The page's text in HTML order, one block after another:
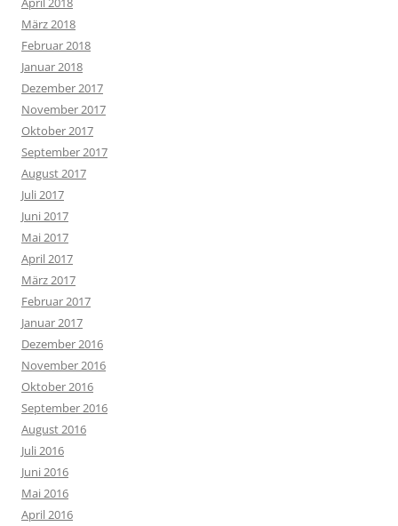
März 2018
Februar 2018
Januar 2018
Dezember 2017
November 2017
Oktober 2017
September 2017
August 2017
Juli 2017
Juni 2017
Mai 2017
April 2017
März 2017
Februar 2017
Januar 2017
Dezember 2016
November 2016
Oktober 2016
September 2016
August 2016
Juli 2016
Juni 2016
Mai 2016
April 2016